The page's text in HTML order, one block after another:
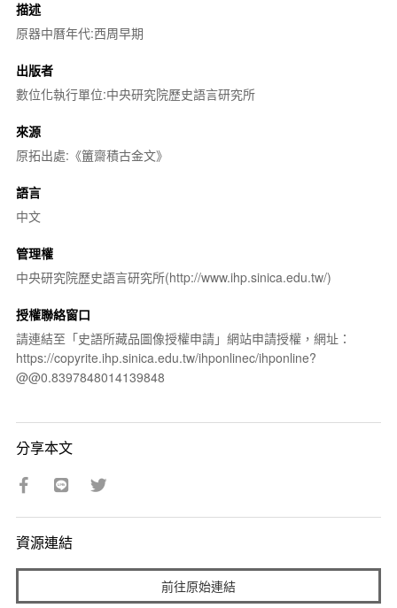
描述
原器中曆年代:西周早期
出版者
數位化執行單位:中央研究院歷史語言研究所
來源
原拓出處:《簠齋積古金文》
語言
中文
管理權
中央研究院歷史語言研究所(http://www.ihp.sinica.edu.tw/)
授權聯絡窗口
請連結至「史語所藏品圖像授權申請」網站申請授權，網址：
https://copyrite.ihp.sinica.edu.tw/ihponlinec/ihponline?
@@0.8397848014139848
分享本文
資源連結
前往原始連結